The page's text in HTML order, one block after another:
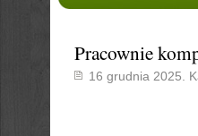
Pracownie
16 grudnia 2025.